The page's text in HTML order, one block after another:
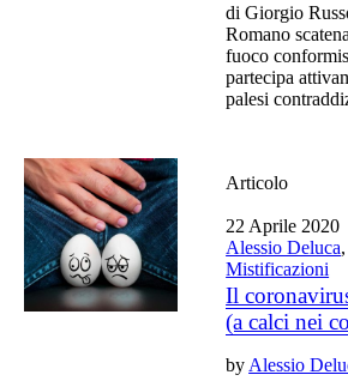
di Giorgio
Romano
fuoco
partecipa
palesi
Articolo
22 Aprile 2020
Alessio Deluca
Mistificazioni
Il
(a calci nei
by Alessio